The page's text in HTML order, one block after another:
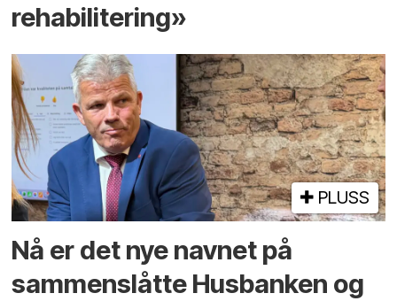
rehabilitering»
PLUSS
Nå er det nye navnet på
sammenslåtte Husbanken og